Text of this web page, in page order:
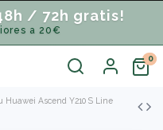
/ 72h gratis!
a 20€
Huawei Ascend Y210 S Line